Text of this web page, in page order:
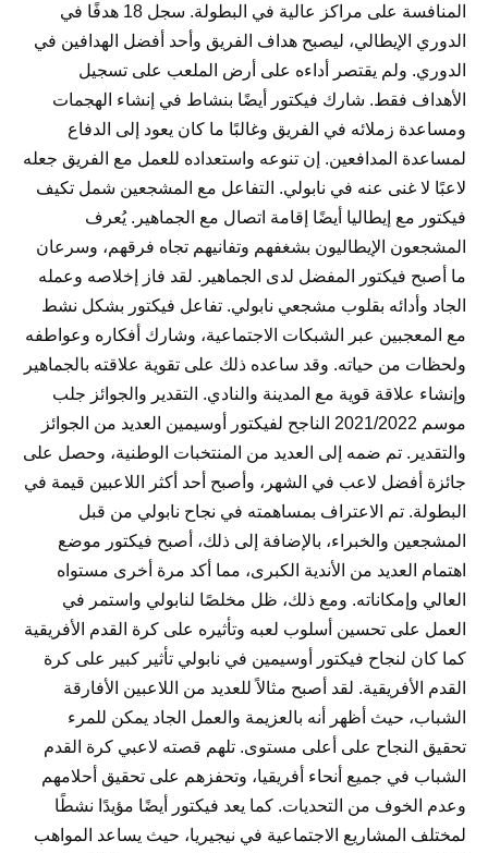
المنافسة على مراكز عالية في البطولة. سجل 18 هدفًا في
الدوري الإيطالي، ليصبح هداف الفريق وأحد أفضل الهدافين في
الدوري. ولم يقتصر أداءه على أرض الملعب على تسجيل
الأهداف فقط. شارك فيكتور أيضًا بنشاط في إنشاء الهجمات
ومساعدة زملائه في الفريق وغالبًا ما كان يعود إلى الدفاع
لمساعدة المدافعين. إن تنوعه واستعداده للعمل مع الفريق جعله
لاعبًا لا غنى عنه في نابولي. التفاعل مع المشجعين شمل تكيف
فيكتور مع إيطاليا أيضًا إقامة اتصال مع الجماهير. يُعرف
المشجعون الإيطاليون بشغفهم وتفانيهم تجاه فرقهم، وسرعان
ما أصبح فيكتور المفضل لدى الجماهير. لقد فاز إخلاصه وعمله
الجاد وأدائه بقلوب مشجعي نابولي. تفاعل فيكتور بشكل نشط
مع المعجبين عبر الشبكات الاجتماعية، وشارك أفكاره وعواطفه
ولحظات من حياته. وقد ساعده ذلك على تقوية علاقته بالجماهير
وإنشاء علاقة قوية مع المدينة والنادي. التقدير والجوائز جلب
موسم 2021/2022 الناجح لفيكتور أوسيمين العديد من الجوائز
والتقدير. تم ضمه إلى العديد من المنتخبات الوطنية، وحصل على
جائزة أفضل لاعب في الشهر، وأصبح أحد أكثر اللاعبين قيمة في
البطولة. تم الاعتراف بمساهمته في نجاح نابولي من قبل
المشجعين والخبراء، بالإضافة إلى ذلك، أصبح فيكتور موضع
اهتمام العديد من الأندية الكبرى، مما أكد مرة أخرى مستواه
العالي وإمكاناته. ومع ذلك، ظل مخلصًا لنابولي واستمر في
العمل على تحسين أسلوب لعبه وتأثيره على كرة القدم الأفريقية
كما كان لنجاح فيكتور أوسيمين في نابولي تأثير كبير على كرة
القدم الأفريقية. لقد أصبح مثالاً للعديد من اللاعبين الأفارقة
الشباب، حيث أظهر أنه بالعزيمة والعمل الجاد يمكن للمرء
تحقيق النجاح على أعلى مستوى. تلهم قصته لاعبي كرة القدم
الشباب في جميع أنحاء أفريقيا، وتحفزهم على تحقيق أحلامهم
وعدم الخوف من التحديات. كما يعد فيكتور أيضًا مؤيدًا نشطًا
لمختلف المشاريع الاجتماعية في نيجيريا، حيث يساعد المواهب